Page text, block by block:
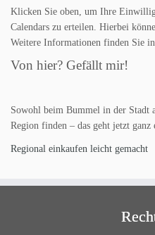
Klicken Sie oben, um Ihre
Calendars zu erteilen. Hierbei
Weitere Informationen finden Sie
Von hier? Gefällt mir!
Sowohl beim Bummel in der Stadt
Region finden – das geht jetzt ganz
Regional einkaufen leicht gemacht